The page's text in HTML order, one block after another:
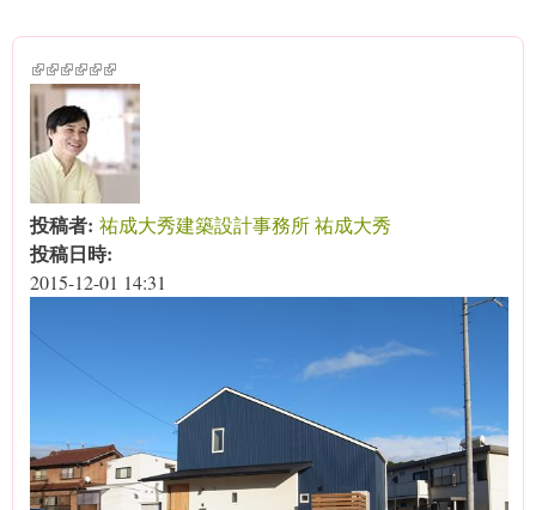
(link is external)
(link is external)
(link is external)
(link is external)
(link is external)
(link is external)
投稿者: 祐成大秀建築設計事務所 祐成大秀
投稿日時:
2015-12-01 14:31